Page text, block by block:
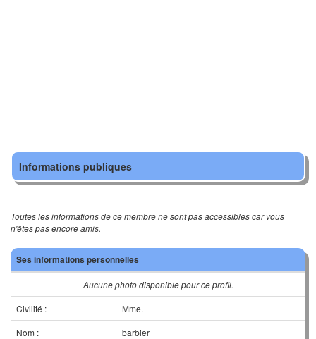
Informations publiques
Toutes les informations de ce membre ne sont pas accessibles car vous
n'êtes pas encore amis.
Ses informations personnelles
Aucune photo disponible pour ce profil.
Civilité :
Mme.
Nom :
barbier